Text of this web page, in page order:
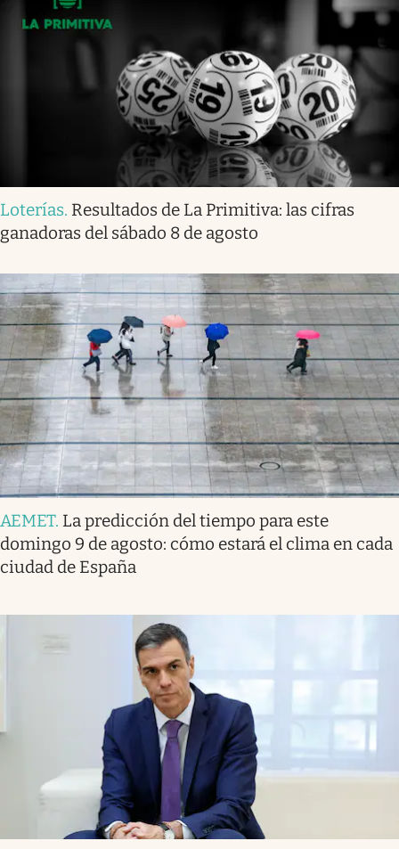
Loterías. Resultados de La Primitiva: las cifras
ganadoras del sábado 8 de agosto
AEMET. La predicción del tiempo para este
domingo 9 de agosto: cómo estará el clima en cada
ciudad de España